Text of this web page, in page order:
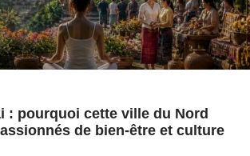
: pourquoi cette ville du Nord
de bien-être et culture